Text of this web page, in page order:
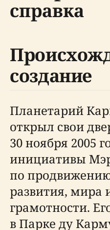
справка
создание
Планетарий
открыл свои
30 ноября 2005
инициативы
по
развития, мира
грамотности.
в Парке ду